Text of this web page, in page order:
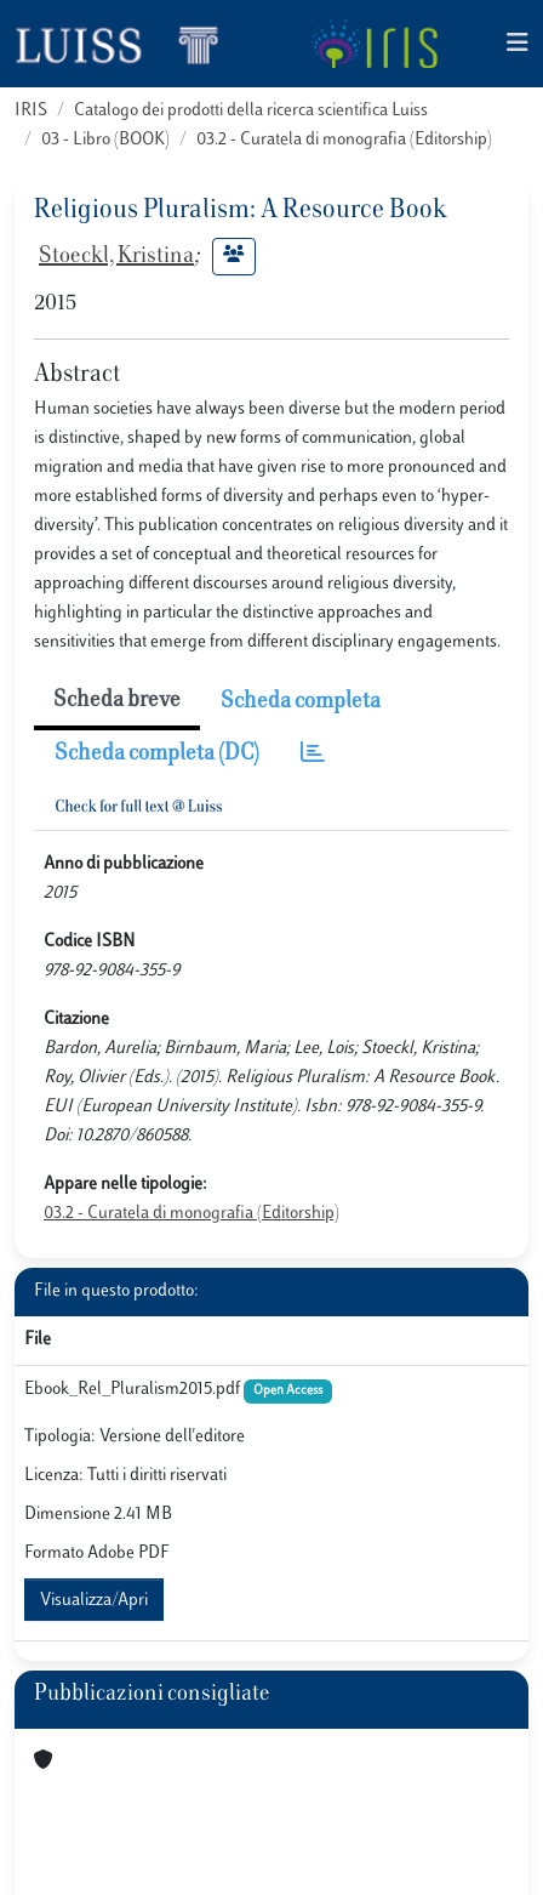
IRIS
Catalogo dei prodotti della ricerca scientifica Luiss
03 - Libro (BOOK)
03.2 - Curatela di monografia (Editorship)
Religious Pluralism: A Resource Book
Stoeckl, Kristina;
2015
Abstract
Human societies have always been diverse but the modern period
is distinctive, shaped by new forms of communication, global
migration and media that have given rise to more pronounced and
more established forms of diversity and perhaps even to ‘hyper-
diversity’. This publication concentrates on religious diversity and it
provides a set of conceptual and theoretical resources for
approaching different discourses around religious diversity,
highlighting in particular the distinctive approaches and
sensitivities that emerge from different disciplinary engagements.
Scheda breve Scheda completa
Scheda completa (DC)
Anno di pubblicazione
2015
Codice ISBN
978-92-9084-355-9
Citazione
Bardon, Aurelia; Birnbaum, Maria; Lee, Lois; Stoeckl, Kristina;
Roy, Olivier (Eds.). (2015). Religious Pluralism: A Resource Book.
EUI (European University Institute). Isbn: 978-92-9084-355-9.
Doi: 10.2870/860588.
Appare nelle tipologie:
03.2 - Curatela di monografia (Editorship)
File in questo prodotto:
File
Ebook_Rel_Pluralism2015.pdf Open Access
Tipologia: Versione dell'editore
Licenza: Tutti i diritti riservati
Dimensione 2.41 MB
Formato Adobe PDF
Visualizza/Apri
Pubblicazioni consigliate